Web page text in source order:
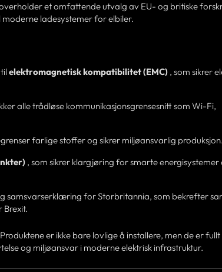
et omfattende utvalg av EU- og britiske
ladesystemer for elbiler.
elektromagnetisk kompatibilitet (EMC) , som sikrer
alle trådløse kommunikasjonsgrensesnitt som Wi-Fi,
farlige stoffer og sikrer miljøansvarlig produksjon.
, som sikrer klargjøring for smarte energisystemer
samsvarserklæring for Storbritannia, som bekrefter
Brexit.
er ikke bare lovlige å installere, men de er fullt
og miljøansvar i moderne elektrisk infrastruktur.